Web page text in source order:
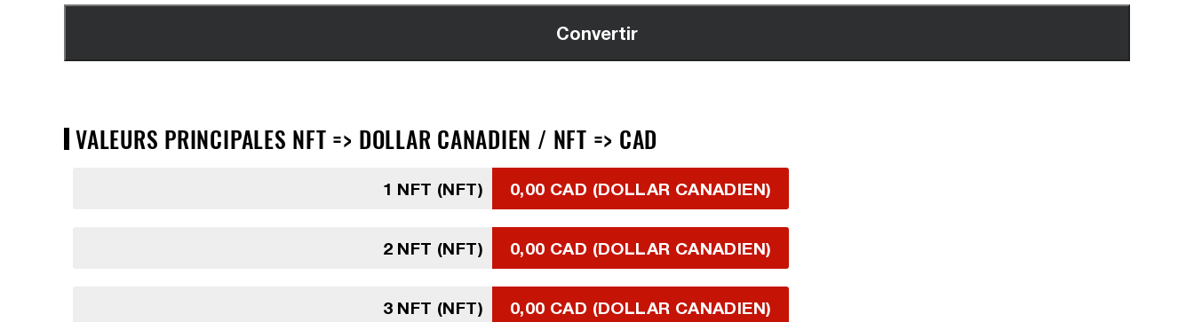
VALEURS PRINCIPALES NFT => DOLLAR CANADIEN / NFT => CAD
1 NFT (NFT) 0,00 CAD (DOLLAR CANADIEN)
2 NFT (NFT) 0,00 CAD (DOLLAR CANADIEN)
3 NFT (NFT) 0,00 CAD (DOLLAR CANADIEN)